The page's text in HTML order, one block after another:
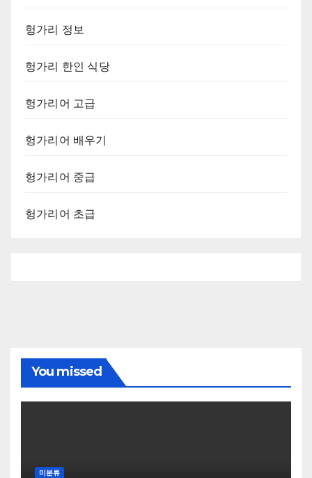
헝가리 정보
헝가리 한인 식당
헝가리어 고급
헝가리어 배우기
헝가리어 중급
헝가리어 초급
You missed
미분류